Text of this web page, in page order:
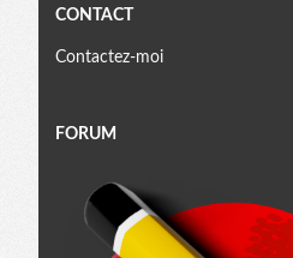
CONTACT
Contactez-moi
FORUM